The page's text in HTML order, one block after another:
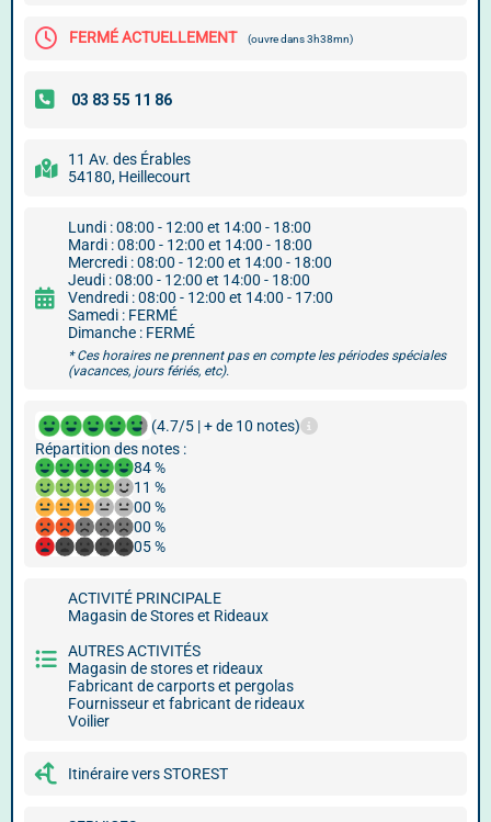
FERMÉ ACTUELLEMENT (ouvre dans 3h38mn)
11 Av. des Érables
54180, Heillecourt
Lundi : 08:00 - 12:00 et 14:00 - 18:00
Mardi : 08:00 - 12:00 et 14:00 - 18:00
Mercredi : 08:00 - 12:00 et 14:00 - 18:00
Jeudi : 08:00 - 12:00 et 14:00 - 18:00
Vendredi : 08:00 - 12:00 et 14:00 - 17:00
Samedi : FERMÉ
Dimanche : FERMÉ
* Ces horaires ne prennent pas en compte les périodes spéciales
(vacances, jours fériés, etc).
(4.7/5 | + de 10 notes)
Répartition des notes :
84 %
11 %
00 %
00 %
05 %
ACTIVITÉ PRINCIPALE
Magasin de Stores et Rideaux
AUTRES ACTIVITÉS
Magasin de stores et rideaux
Fabricant de carports et pergolas
Fournisseur et fabricant de rideaux
Voilier
Itinéraire vers STOREST